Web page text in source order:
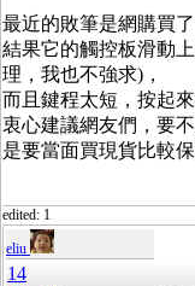
最近的敗筆是網購買
結果它的觸控板滑動
理，我也不強求)，
而且鍵程太短，按起來
衷心建議網友們，要
是要當面買現貨比較保
edited: 1
eliu
14